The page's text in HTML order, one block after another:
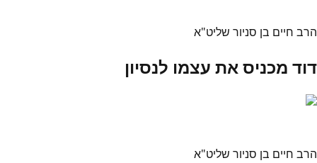
הרב חיים בן סניור שליט"א
דוד מכניס את עצמו לנסיון
הרב חיים בן סניור שליט"א